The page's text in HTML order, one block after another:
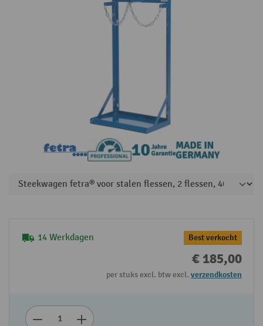
14 Werkdagen Best verkocht
€ 185,00
per stuks excl. btw excl. verzendkosten